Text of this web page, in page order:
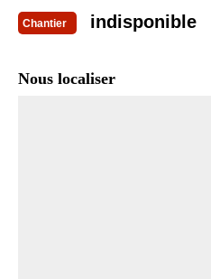
Chantier indisponible
Nous localiser